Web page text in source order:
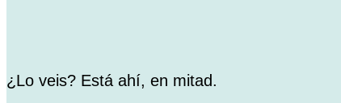
¿Lo veis? Está ahí, en mitad.